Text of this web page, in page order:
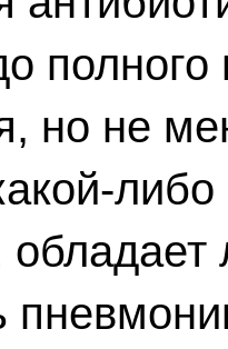
но не
обладает